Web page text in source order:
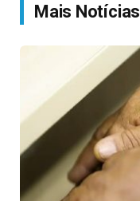
Mais Notícias